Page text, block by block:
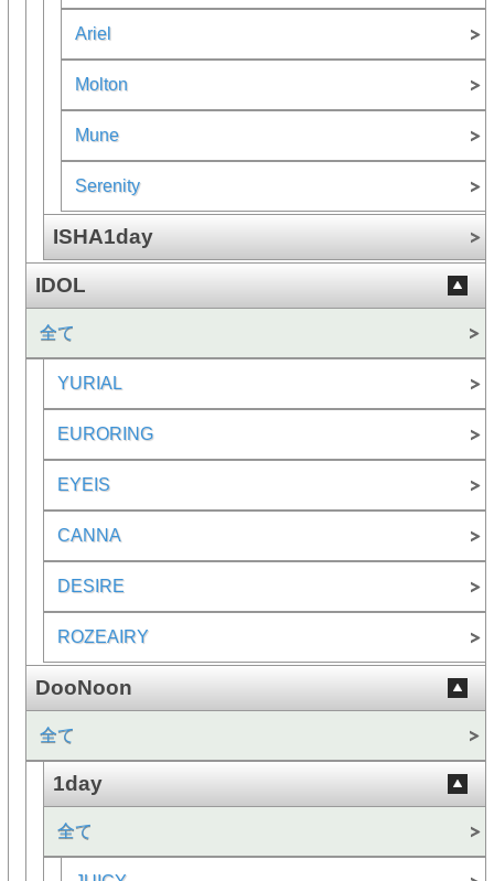
Ariel
Molton
Mune
Serenity
ISHA1day
IDOL
全て
YURIAL
EURORING
EYEIS
CANNA
DESIRE
ROZEAIRY
DooNoon
全て
1day
全て